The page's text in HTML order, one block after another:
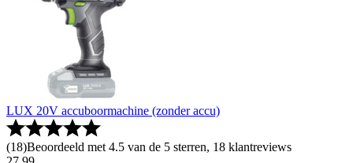
LUX 20V accuboormachine (zonder accu)
(18)Beoordeeld met 4.5 van de 5 sterren, 18 klantreviews